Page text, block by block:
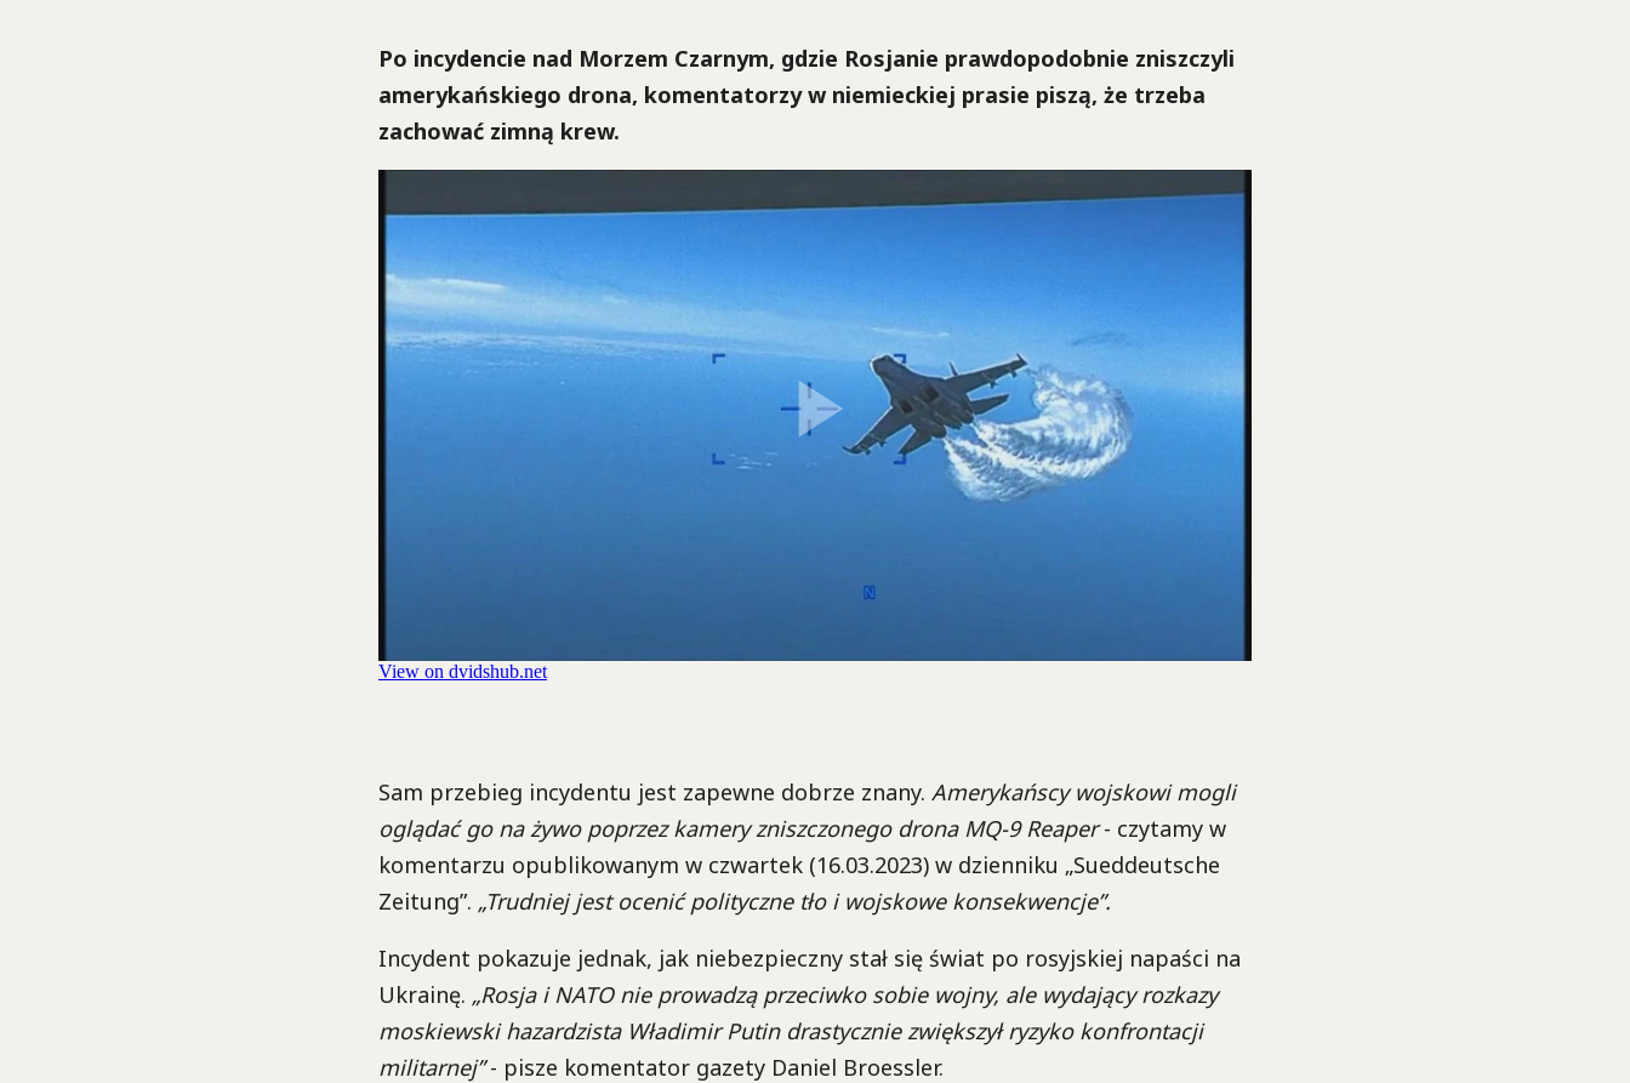
Po incydencie nad Morzem Czarnym, gdzie Rosjanie prawdopodobnie zniszczyli
amerykańskiego drona, komentatorzy w niemieckiej prasie piszą, że trzeba
zachować zimną krew.
Sam przebieg incydentu jest zapewne dobrze znany. Amerykańscy wojskowi mogli
oglądać go na żywo poprzez kamery zniszczonego drona MQ-9 Reaper- czytamy w
komentarzu opublikowanym w czwartek (16.03.2023) w dzienniku „Sueddeutsche
Zeitung”. „Trudniej jest ocenić polityczne tło i wojskowe konsekwencje”.
Incydent pokazuje jednak, jak niebezpieczny stał się świat po rosyjskiej napaści na
Ukrainę. „Rosja i NATO nie prowadzą przeciwko sobie wojny, ale wydający rozkazy
moskiewski hazardzista Władimir Putin drastycznie zwiększył ryzyko konfrontacji
militarnej”- pisze komentator gazety Daniel Broessler.